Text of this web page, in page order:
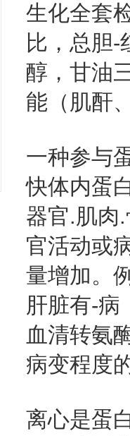
生化全套
比，总胆-
醇，甘油
能（肌酐
一种参与
快体内蛋
器官.肌肉
官活动或
量增加。
肝脏有-病
血清转氨
病变程度
离心是蛋